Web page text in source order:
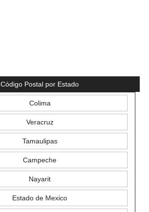
Código Postal por Estado
Colima
Veracruz
Tamaulipas
Campeche
Nayarit
Estado de Mexico